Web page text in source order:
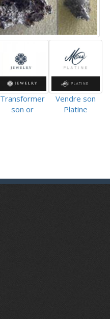
Transformer
son or
Vendre son
Platine